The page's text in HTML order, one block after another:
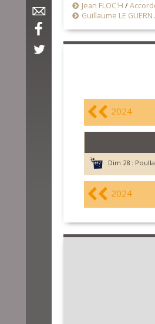
Jean FLOC'H /
Guillaume LE GUERN
2024
Dim 28 :
2024